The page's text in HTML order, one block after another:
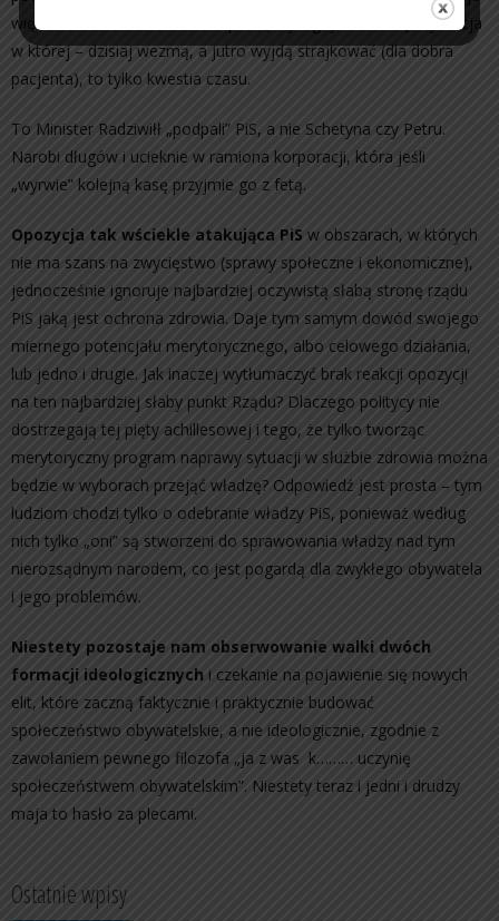
więc historia i ludzka natura – pieniędzy nigdy dość, więc sytuacja
w której – dzisiaj wezmą, a jutro wyjdą strajkować (dla dobra
pacjenta), to tylko kwestia czasu.
To Minister Radziwiłł „podpali” PiS, a nie Schetyna czy Petru.
Narobi długów i ucieknie w ramiona korporacji, która jeśli
„wyrwie” kolejną kasę przyjmie go z fetą.
Opozycja tak wściekle atakująca PiS w obszarach, w których
nie ma szans na zwycięstwo (sprawy społeczne i ekonomiczne),
jednocześnie ignoruje najbardziej oczywistą słabą stronę rządu
PiS jaką jest ochrona zdrowia. Daje tym samym dowód swojego
miernego potencjału merytorycznego, albo celowego działania,
lub jedno i drugie. Jak inaczej wytłumaczyć brak reakcji opozycji
na ten najbardziej słaby punkt Rządu? Dlaczego politycy nie
dostrzegają tej pięty achillesowej i tego, że tylko tworząc
merytoryczny program naprawy sytuacji w służbie zdrowia można
będzie w wyborach przejąć władzę? Odpowiedź jest prosta – tym
ludziom chodzi tylko o odebranie władzy PiS, ponieważ według
nich tylko „oni” są stworzeni do sprawowania władzy nad tym
nierozsądnym narodem, co jest pogardą dla zwykłego obywatela
i jego problemów.
Niestety pozostaje nam obserwowanie walki dwóch
formacji ideologicznych i czekanie na pojawienie się nowych
elit, które zaczną faktycznie i praktycznie budować
społeczeństwo obywatelskie, a nie ideologicznie, zgodnie z
zawołaniem pewnego filozofa „ja z was k……… uczynię
społeczeństwem obywatelskim”. Niestety teraz i jedni i drudzy
maja to hasło za plecami.
Ostatnie wpisy